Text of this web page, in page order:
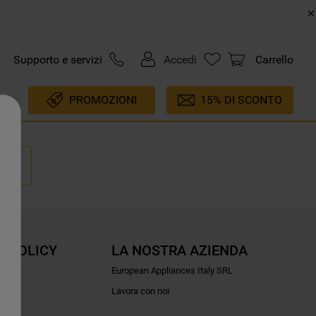
Supporto e servizi Accedi Carrello
PROMOZIONI 15% DI SCONTO
POLICY LA NOSTRA AZIENDA
European Appliances Italy SRL
Lavora con noi